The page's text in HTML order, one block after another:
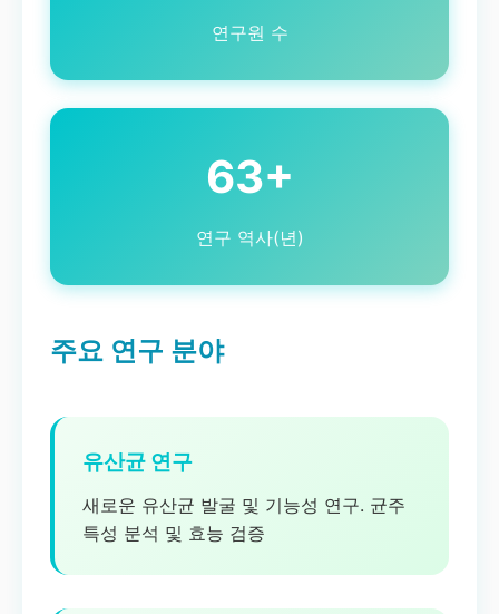
연구원 수
63+
연구 역사(년)
주요 연구 분야
유산균 연구
새로운 유산균 발굴 및 기능성 연구. 균주
특성 분석 및 효능 검증